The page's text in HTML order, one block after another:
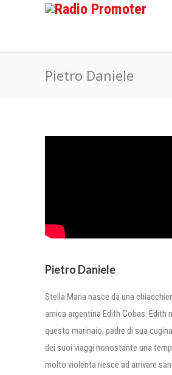
Pietro Daniele
Pietro Daniele
Stella Maria nasce da una
amica argentina Edith Cobas. Edith
questo marinaio, padre di sua
dei suoi viaggi nonostante una
molto violenta riesce ad arrivare